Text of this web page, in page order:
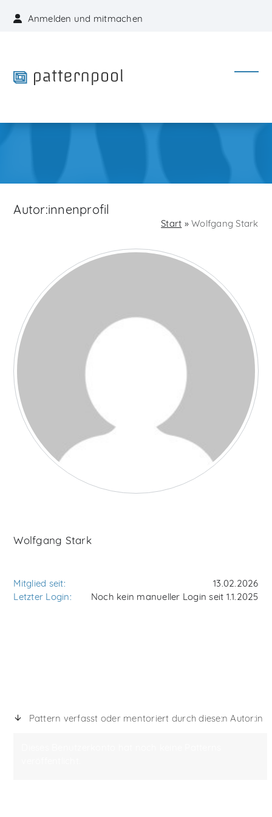
Anmelden und mitmachen
menu
menu
Autor:innenprofil
Start »Wolfgang Stark
Wolfgang Stark
Mitglied seit:
13.02.2026
Letzter Login:
Noch kein manueller Login seit 1.1.2025
Pattern verfasst oder mentoriert durch diese:n Autor:in